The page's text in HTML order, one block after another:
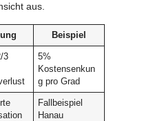
aus.
Beispiel
3
5%
Kostensenkun
g pro Grad
Fallbeispiel
Hanau